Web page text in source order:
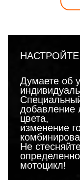
Думаете об
добавление
цвета,
изменение
Не
мотоцикл!